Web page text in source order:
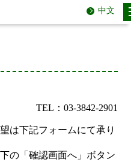
中文
TEL：03-3842-2901
は下記フォームにて承り
の「確認画面へ」ボタン